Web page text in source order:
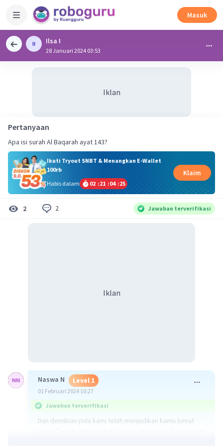
Masuk
Ilsa I
28 Januari 2024 03:53
Iklan
Pertanyaan
Apa isi surah Al Baqarah ayat 143?
Ikuti Tryout SNBT & Menangkan E-Wallet
100rb
Habis dalam
02 :21 :04 :24
Klaim
2 2 Jawaban terverifikasi
Iklan
Naswa N Level 1
01 Februari 2024 10:27
Jawaban terverifikasi
Dan demikian pula kami telah menjadikan kamu (umat